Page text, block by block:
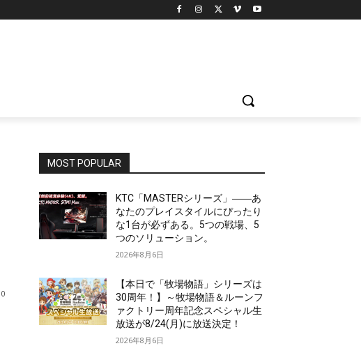
0
MOST POPULAR
KTC「MASTERシリーズ」――あ
なたのプレイスタイルにぴったり
な1台が必ずある。5つの戦場、5
つのソリューション。
2026年8月6日
【本日で「牧場物語」シリーズは
30周年！】～牧場物語＆ルーンフ
ァクトリー周年記念スペシャル生
放送が8/24(月)に放送決定！
2026年8月6日